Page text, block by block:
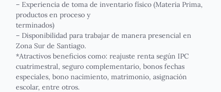
– Experiencia de toma de inventario físico (Materia Prima,
productos en proceso y
terminados)
– Disponibilidad para trabajar de manera presencial en
Zona Sur de Santiago.
*Atractivos beneficios como: reajuste renta según IPC
cuatrimestral, seguro complementario, bonos fechas
especiales, bono nacimiento, matrimonio, asignación
escolar, entre otros.